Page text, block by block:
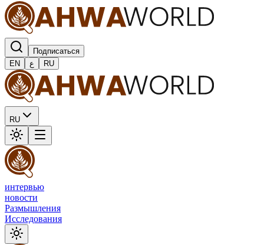
Подписаться
EN
ع RU
RU
интервью
новости
Размышления
Исследования